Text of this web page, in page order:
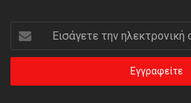
Εισάγετε
την
ηλεκτρονική
διεύθυνση